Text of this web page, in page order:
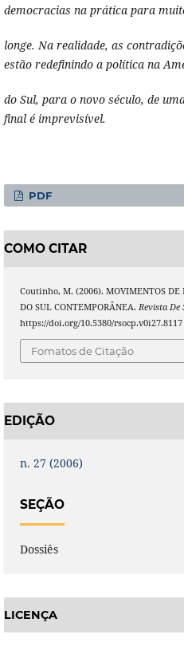
democracias na prática para
longe. Na realidade, as
estão redefinindo a política na
do Sul, para o novo século, de
final é imprevisível.
PDF
COMO CITAR
Coutinho, M. (2006). MOVIMENTOS
DO SUL CONTEMPORÂNEA. Revista
https://doi.org/10.5380/rsocp.v0i27.8117
Fomatos de Citação
EDIÇÃO
n. 27 (2006)
SEÇÃO
Dossiês
LICENÇA